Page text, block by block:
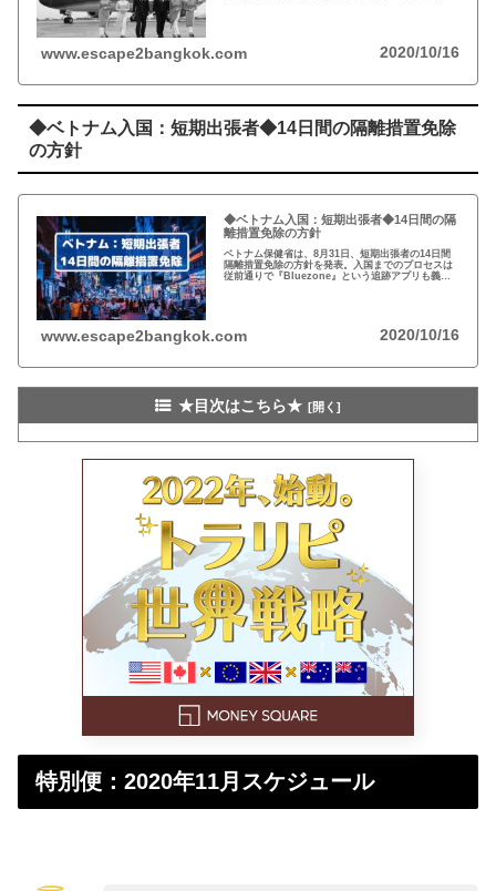
www.escape2bangkok.com 2020/10/16
◆ベトナム入国：短期出張者◆14日間の隔離措置免除
の方針
◆ベトナム入国：短期出張者◆14日間の隔
離措置免除の方針
ベトナム保健省は、8月31日、短期出張者の14日間
隔離措置免除の方針を発表。入国までのプロセスは
従前通りで『Bluezone』という追跡アプリも義務
www.escape2bangkok.com 2020/10/16
★目次はこちら★
特別便：2020年11月スケジュール